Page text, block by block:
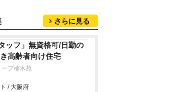
さらに見る
ッフ」無資格可/日勤の
高齢者向け住宅
プ楠木苑
/ 大阪府